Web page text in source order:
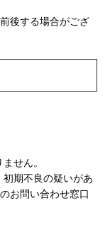
後する場合がござ
せん。
期不良の疑いがあ
お問い合わせ窓口